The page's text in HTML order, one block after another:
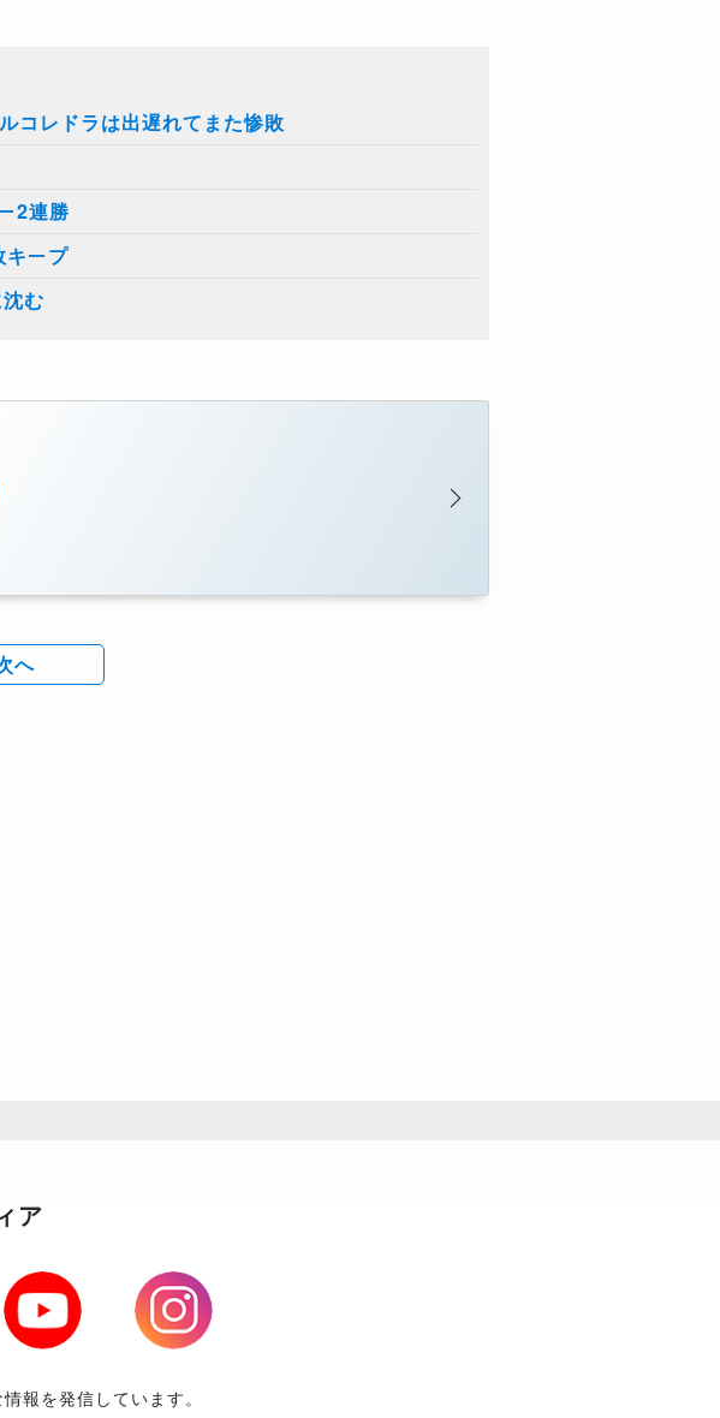
コレドラは出遅れてまた惨敗
2連勝
キープ
む
へ
ア
Youtube
Instagram
報を発信しています。